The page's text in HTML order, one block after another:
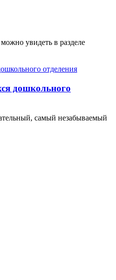
увидеть в разделе
дошкольного
самый незабываемый